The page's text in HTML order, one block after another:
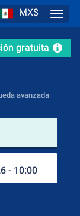
MX$
gratuita
avanzada